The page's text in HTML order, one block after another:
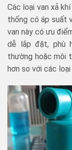
Các loại van xả
thống có áp suất
van này có ưu
dễ lắp đặt, phù
thường hoặc môi
hơn so với các